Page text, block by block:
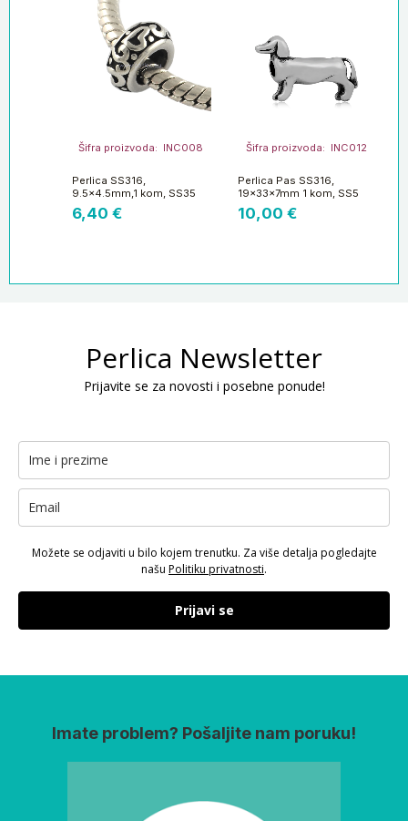
Šifra proizvoda: INC008
Perlica SS316,
9.5×4.5mm,1 kom, SS35
6,40 €
Šifra proizvoda: INC012
Perlica Pas SS316,
19x33x7mm 1 kom, SS5
10,00 €
Perlica Newsletter
Prijavite se za novosti i posebne ponude!
Možete se odjaviti u bilo kojem trenutku. Za više detalja pogledajte
našu Politiku privatnosti.
Prijavi se
Imate problem? Pošaljite nam poruku!